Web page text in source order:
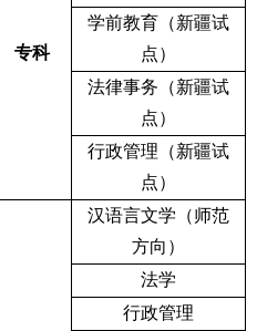
专科
学前教育（新疆试
点）
法律事务（新疆试
点）
行政管理（新疆试
点）
汉语言文学（师范
方向）
法学
行政管理